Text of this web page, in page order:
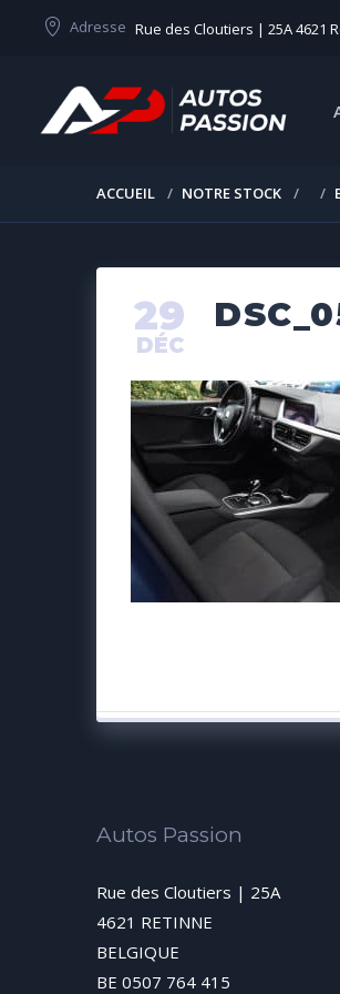
Adresse Rue des Cloutiers | 25A 4621
ACCUEIL NOTRE STOCK
29
DÉC
Autos Passion
Rue des Cloutiers | 25A
4621 RETINNE
BELGIQUE
BE 0507 764 415